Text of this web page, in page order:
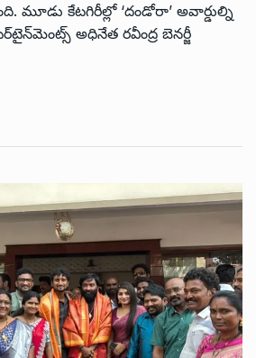
మూడు కేటగిరీల్లో ‘దండోరా’ అవార్డుల్ని
అధినేత ర‌వీంద్ర బెన‌ర్జీ